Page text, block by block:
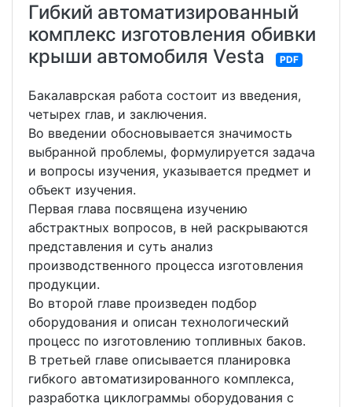
Гибкий автоматизированный
комплекс изготовления обивки
крыши автомобиля Vesta
PDF
Бакалаврская работа состоит из введения,
четырех глав, и заключения.
Во введении обосновывается значимость
выбранной проблемы, формулируется задача
и вопросы изучения, указывается предмет и
объект изучения.
Первая глава посвящена изучению
абстрактных вопросов, в ней раскрываются
представления и суть анализ
производственного процесса изготовления
продукции.
Во второй главе произведен подбор
оборудования и описан технологический
процесс по изготовлению топливных баков.
В третьей главе описывается планировка
гибкого автоматизированного комплекса,
разработка циклограммы оборудования с